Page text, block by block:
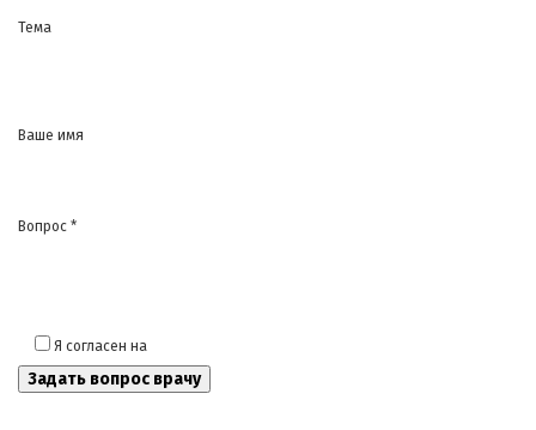
Тема
Ваше имя
Вопрос *
Я согласен на